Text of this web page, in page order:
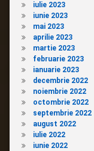
iulie 2023
iunie 2023
mai 2023
aprilie 2023
martie 2023
februarie 2023
ianuarie 2023
decembrie 2022
noiembrie 2022
octombrie 2022
septembrie 2022
august 2022
iulie 2022
iunie 2022